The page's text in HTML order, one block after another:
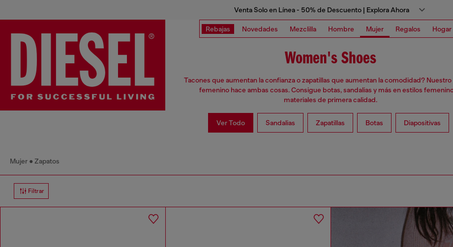
Venta Solo en Línea - 50% de Descuento | Explora Ahora
Rebajas Novedades Mezclilla Hombre Mujer Regalos Hogar
Women's Shoes
Tacones que aumentan la confianza o zapatillas que aumentan la comodidad?
femenino hace ambas cosas. Consigue botas, sandalias y más en estilos
materiales de primera calidad.
Ver Todo Sandalias Zapatillas Botas Diapositivas
Mujer Zapatos
Filtrar